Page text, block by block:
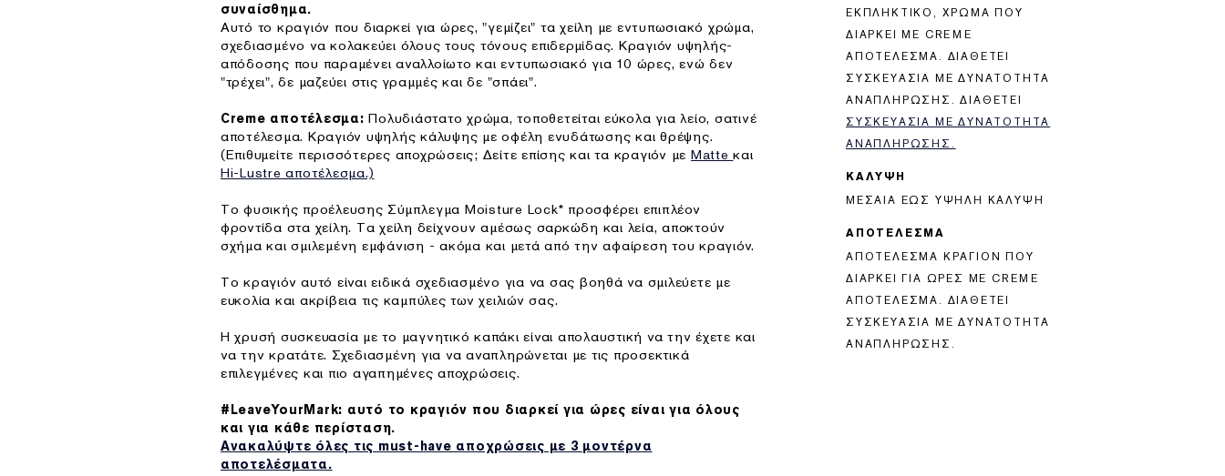
συναίσθημα.
Αυτό το κραγιόν που διαρκεί για ώρες, "γεμίζει" τα χείλη με εντυπωσιακό χρώμα,
σχεδιασμένο να κολακεύει όλους τους τόνους επιδερμίδας. Κραγιόν υψηλής-
απόδοσης που παραμένει αναλλοίωτο και εντυπωσιακό για 10 ώρες, ενώ δεν
"τρέχει", δε μαζεύει στις γραμμές και δε "σπάει".
Creme αποτέλεσμα: Πολυδιάστατο χρώμα, τοποθετείται εύκολα για λείο, σατινέ
αποτέλεσμα. Κραγιόν υψηλής κάλυψης με οφέλη ενυδάτωσης και θρέψης.
(Επιθυμείτε περισσότερες αποχρώσεις; Δείτε επίσης και τα κραγιόν με Matteκαι
Hi-Lustre αποτέλεσμα.)
Το φυσικής προέλευσης Σύμπλεγμα Moisture Lock* προσφέρει επιπλέον
φροντίδα στα χείλη. Τα χείλη δείχνουν αμέσως σαρκώδη και λεία, αποκτούν
σχήμα και σμιλεμένη εμφάνιση - ακόμα και μετά από την αφαίρεση του κραγιόν.
Το κραγιόν αυτό είναι ειδικά σχεδιασμένο για να σας βοηθά να σμιλεύετε με
ευκολία και ακρίβεια τις καμπύλες των χειλιών σας.
Η χρυσή συσκευασία με το μαγνητικό καπάκι είναι απολαυστική να την έχετε και
να την κρατάτε. Σχεδιασμένη για να αναπληρώνεται με τις προσεκτικά
επιλεγμένες και πιο αγαπημένες αποχρώσεις.
#LeaveYourMark: αυτό το κραγιόν που διαρκεί για ώρες είναι για όλους
και για κάθε περίσταση.
Ανακαλύψτε όλες τις must-have αποχρώσεις με 3 μοντέρνα
αποτελέσματα.
ΕΚΠΛΗΚΤΙΚΌ, ΧΡΏΜΑ ΠΟΥ
ΔΙΑΡΚΕΊ ΜΕ CREME
ΑΠΟΤΈΛΕΣΜΑ. ΔΙΑΘΈΤΕΙ
ΣΥΣΚΕΥΑΣΊΑ ΜΕ ΔΥΝΑΤΌΤΗΤΑ
ΑΝΑΠΛΉΡΩΣΗΣ. ΔΙΑΘΈΤΕΙ
ΣΥΣΚΕΥΑΣΊΑ ΜΕ ΔΥΝΑΤΌΤΗΤΑ
ΑΝΑΠΛΉΡΩΣΗΣ.
ΚΑΛΥΨΗ
ΜΕΣΑΊΑ ΈΩΣ ΥΨΗΛΉ ΚΆΛΥΨΗ
ΑΠΟΤΕΛΕΣΜΑ
ΑΠΟΤΈΛΕΣΜΑ ΚΡΑΓΙΌΝ ΠΟΥ
ΔΙΑΡΚΕΊ ΓΙΑ ΏΡΕΣ ΜΕ CREME
ΑΠΟΤΈΛΕΣΜΑ. ΔΙΑΘΈΤΕΙ
ΣΥΣΚΕΥΑΣΊΑ ΜΕ ΔΥΝΑΤΌΤΗΤΑ
ΑΝΑΠΛΉΡΩΣΗΣ.